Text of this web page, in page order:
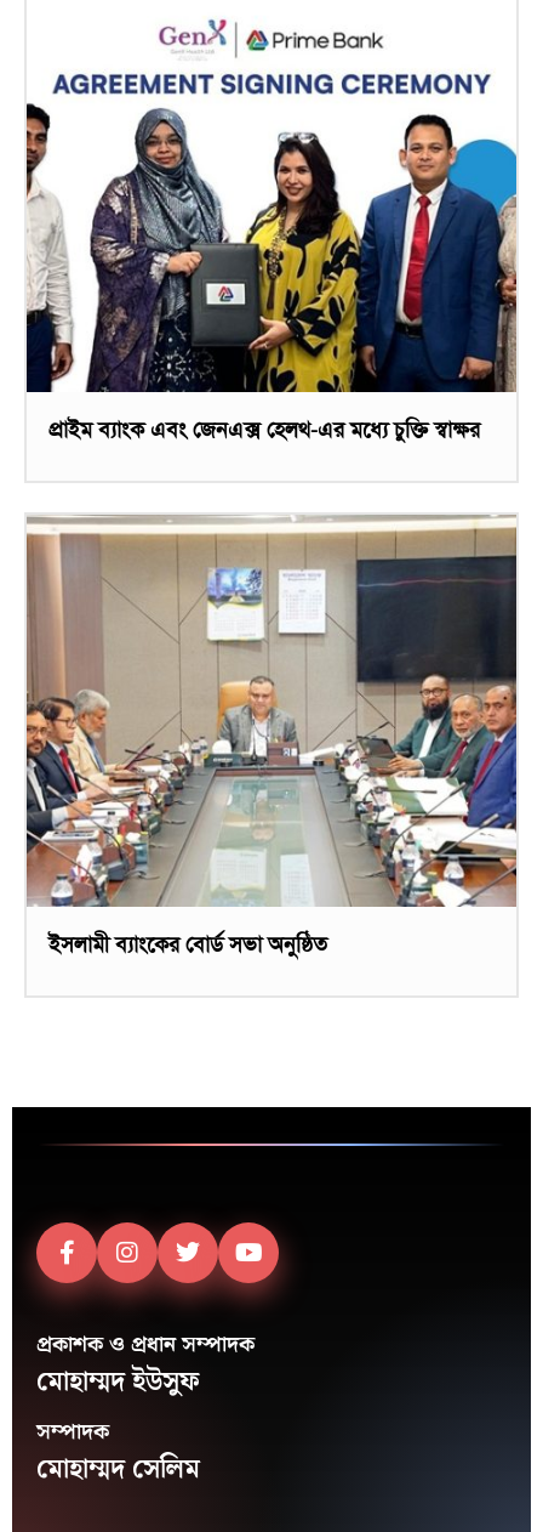
প্রাইম ব্যাংক এবং জেনএক্স হেলথ-এর মধ্যে চুক্তি স্বাক্ষর
ইসলামী ব্যাংকের বোর্ড সভা অনুষ্ঠিত
প্রকাশক ও প্রধান সম্পাদক
মোহাম্মদ ইউসুফ
সম্পাদক
মোহাম্মদ সেলিম